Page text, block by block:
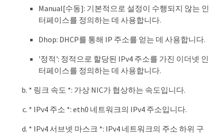
Manual[수동]: 기본적으로 설정이 수행되지 않는 인
터페이스를 정의하는 데 사용합니다.
Dhop: DHCP를 통해 IP 주소를 얻는 데 사용합니다.
'정적': 정적으로 할당된 IPv4 주소를 가진 이더넷 인
터페이스를 정의하는 데 사용합니다.
* 링크 속도 *: 가상 NIC가 협상하는 속도입니다.
* IPv4 주소 *: eth0 네트워크의 IPv4 주소입니다.
* IPv4 서브넷 마스크 *: IPv4 네트워크의 주소 하위 구